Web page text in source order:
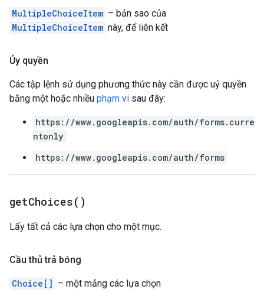
MultipleChoiceItem – bản sao của
MultipleChoiceItem này, để liên kết
Ủy quyền
Các tập lệnh sử dụng phương thức này cần được uỷ quyền
bằng một hoặc nhiều phạm vi sau đây:
https://www.googleapis.com/auth/forms.curre
ntonly
https://www.googleapis.com/auth/forms
getChoices( )
Lấy tất cả các lựa chọn cho một mục.
Cầu thủ trả bóng
Choice[] – một mảng các lựa chọn